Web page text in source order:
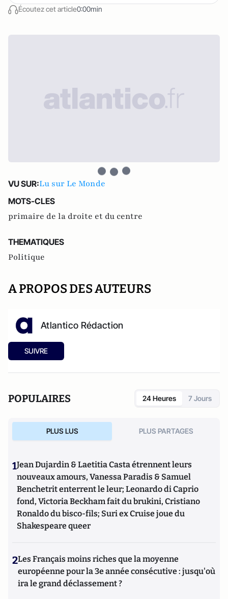
Écoutez cet article0:00min
VU SUR:Lu sur Le Monde
MOTS-CLES
primaire de la droite et du centre
THEMATIQUES
Politique
A PROPOS DES AUTEURS
Atlantico Rédaction
SUIVRE
POPULAIRES 24 Heures 7 Jours
PLUS LUS PLUS PARTAGES
1Jean Dujardin & Laetitia Casta étrennent leurs
nouveaux amours, Vanessa Paradis & Samuel
Benchetrit enterrent le leur; Leonardo di Caprio
fond, Victoria Beckham fait du brukini, Cristiano
Ronaldo du bisco-fils; Suri ex Cruise joue du
Shakespeare queer
2Les Français moins riches que la moyenne
européenne pour la 3e année consécutive : jusqu'où
ira le grand déclassement ?